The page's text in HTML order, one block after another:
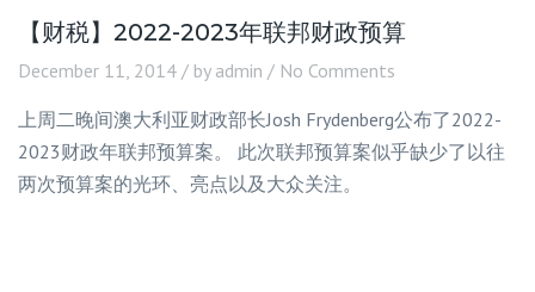
【财税】2022-2023年联邦财政预算
December 11, 2014 by admin No Comments
上周二晚间澳大利亚财政部⻓Josh Frydenberg公布了2022-
2023财政年联邦预算案。 此次联邦预算案似乎缺少了以往
两次预算案的光环、亮点以及大众关注。